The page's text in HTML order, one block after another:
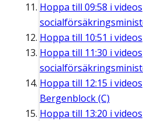
Hoppa till 09:58 i
Hoppa till 10:51 i
Hoppa till 11:30 i
Hoppa till 12:15 i
Bergenblock (C)
Hoppa till 13:20 i